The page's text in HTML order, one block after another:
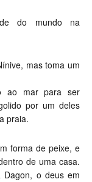
do mundo na
mas toma um
ao mar para ser
por um deles
praia.
forma de peixe, e
de uma casa.
Dagon, o deus em